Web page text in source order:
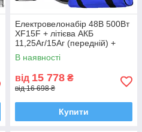
Електровелонабір 48В 500Вт
XF15F + літієва АКБ
11,25Аг/15Аг (передній) +
круїз
В наявності
від 15 778 ₴
від 16 698 ₴
Купити